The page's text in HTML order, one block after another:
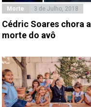
Morte 3 de Julho, 2018
Cédric Soares chora a
morte do avô